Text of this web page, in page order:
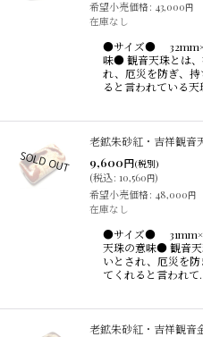
希望小売価格: 43,000円
在庫なし
●サイズ●
味● 観音天珠とは
れ、厄災を防ぎ、
ると言われている
老鉱朱砂紅・吉祥観音
9,600円(税別)
(税込: 10,560円)
希望小売価格: 48,000円
在庫なし
●サイズ●
天珠の意味● 観音
いとされ、厄災を
てくれると言われ
老鉱朱砂紅・吉祥観音